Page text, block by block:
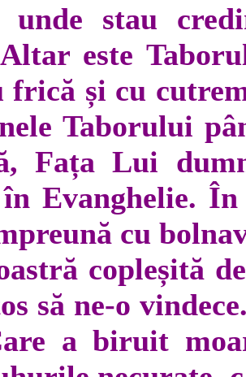
unde stau
este
frică și cu
Taborului
Fața Lui
Evanghelie. În
cu
copleșită
să ne-o
a biruit